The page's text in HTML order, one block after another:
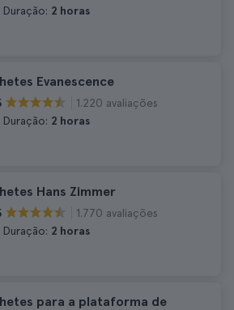
Duração: 2 horas
Evanescence
1.220 avaliações
Duração: 2 horas
Hans Zimmer
1.770 avaliações
Duração: 2 horas
para a plataforma de